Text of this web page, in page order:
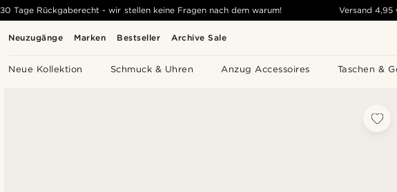
Neuzugänge Marken Bestseller Archive Sale
Neue Kollektion Schmuck & Uhren Anzug Accessoires Taschen &
30 Tage Rückgaberecht - wir stellen keine Fragen nach dem warum! Versand 4,95